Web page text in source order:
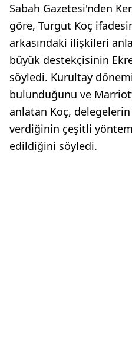
Sabah Gazetesi'nden
göre, Turgut Koç
arkasındaki ilişkileri
büyük destekçisinin
söyledi. Kurultay
bulunduğunu ve
anlatan Koç,
verdiğinin çeşitli
edildiğini söyledi.